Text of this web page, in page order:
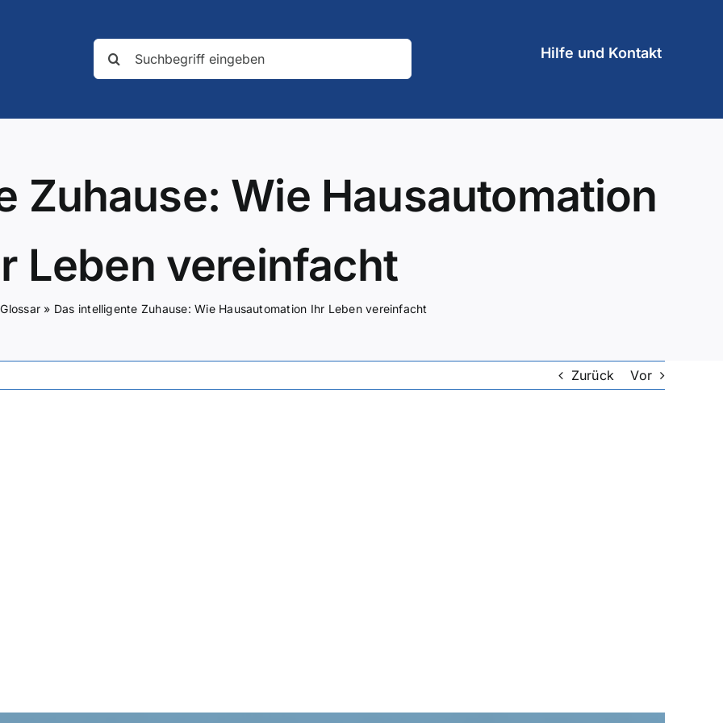
Suche
nach:
Hilfe und Kontakt
Zuhause: Wie Hausautomation
Leben vereinfacht
Glossar » Das intelligente Zuhause: Wie Hausautomation Ihr Leben vereinfacht
Zurück Vor